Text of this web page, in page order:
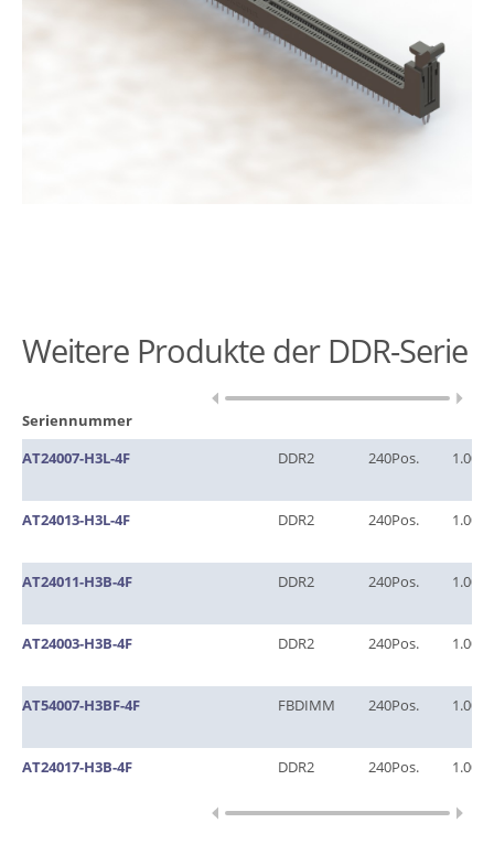
Weitere Produkte der DDR-Serie
Seriennummer
AT24007-H3L-4F
DDR2 240Pos.
AT24013-H3L-4F DDR2 240Pos.
AT24011-H3B-4F DDR2 240Pos.
AT24003-H3B-4F DDR2 240Pos.
AT54007-H3BF-4F FBDIMM 240Pos.
AT24017-H3B-4F DDR2 240Pos.